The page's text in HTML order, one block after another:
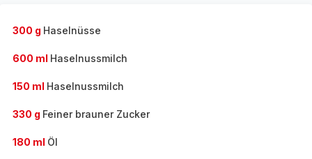
300 g Haselnüsse
600 ml Haselnussmilch
150 ml Haselnussmilch
330 g Feiner brauner Zucker
180 ml Öl